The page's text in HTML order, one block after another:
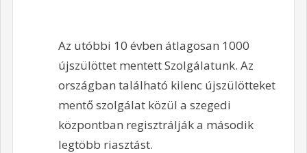
Az utóbbi 10 évben átlagosan 1000
újszülöttet mentett Szolgálatunk. Az
országban található kilenc újszülötteket
mentő szolgálat közül a szegedi
központban regisztrálják a második
legtöbb riasztást.